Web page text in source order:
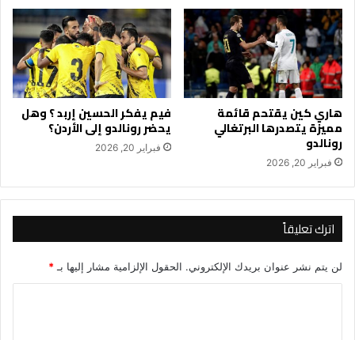
هاري كين يقتحم قائمة
مميزة يتصدرها البرتغالي
رونالدو
فبراير 20, 2026
فيم يفكر الحسين إربد ؟ وهل
يحضر رونالدو إلى الأردن؟
فبراير 20, 2026
اترك تعليقاً
لن يتم نشر عنوان بريدك الإلكتروني. الحقول الإلزامية مشار إليها بـ *